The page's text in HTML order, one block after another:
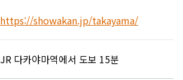
https://showakan.jp/takayama/
JR 다카야마역에서 도보 15분